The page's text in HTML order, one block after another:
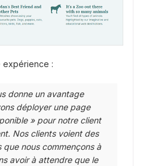
expérience :
donne un avantage
déployer une page
» pour notre client
Nos clients voient des
nous commençons à
avoir à attendre que le